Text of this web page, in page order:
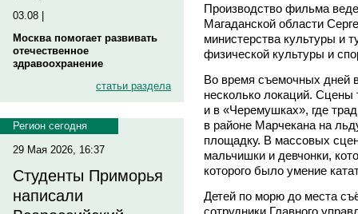
03.08 |
Москва помогает развивать
отечественное
здравоохранение
статьи раздела
Регион сегодня
29 Мая 2026, 16:37
Студенты Приморья
написали
Производство фильма
Магаданской области
министерства культуры и
физической культуры и
Во время съемочных дней
несколько локаций. Сцены
и в «Черемушках», где
в районе Марчекана на
площадку. В массовых
мальчишки и девчонки,
которого было умение
Детей по морю до места
сотрудники Главного